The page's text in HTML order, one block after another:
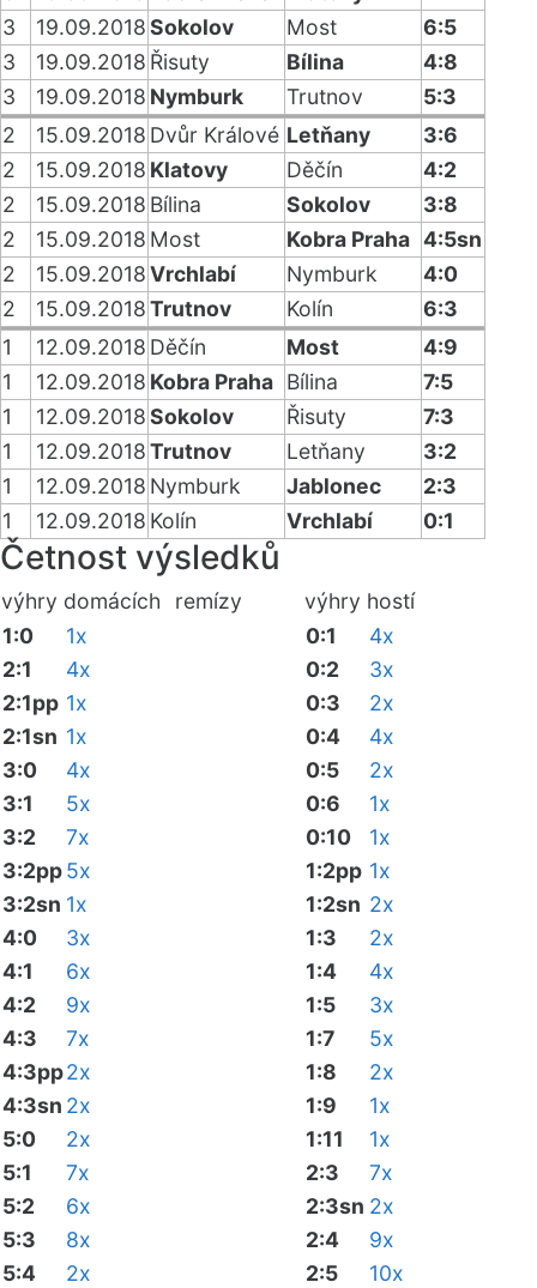
3
19.09.2018Sokolov Most
6:5
3
19.09.2018 Řisuty Bílina
4:8
3
19.09.2018 Nymburk Trutnov
5:3
2
15.09.2018 Dvůr Králové Letňany
3:6
2
15.09.2018 Klatovy Děčín
4:2
2
15.09.2018 Bílina Sokolov
3:8
2
15.09.2018 Most Kobra Praha 4:5sn
2
15.09.2018Vrchlabí Nymburk
4:0
2
15.09.2018Trutnov Kolín
6:3
1
12.09.2018 Děčín Most
4:9
1
12.09.2018 Kobra Praha Bílina
7:5
1
12.09.2018Sokolov Řisuty
7:3
1
12.09.2018Trutnov Letňany
3:2
1
12.09.2018 Nymburk Jablonec
2:3
1
12.09.2018 Kolín Vrchlabí 0:1
Četnost výsledků
výhry domácích remízy výhry hostí
1:0
1x
2:1
4x
2:1pp 1x
2:1sn 1x
3:0
4x
3:1
5x
3:2
7x
3:2pp5x
3:2sn 1x
4:0
3x
4:1
6x
4:2
9x
4:3
7x
4:3pp2x
4:3sn 2x
5:0
2x
5:1
7x
5:2
6x
5:3
8x
5:4
2x
0:1
4x
0:2
3x
0:3
2x
0:4
4x
0:5
2x
0:6
1x
0:10
1x
1:2pp 1x
1:2sn 2x
1:3
2x
1:4
4x
1:5
3x
1:7
5x
1:8
2x
1:9
1x
1:11
1x
2:3
7x
2:3sn 2x
2:4
9x
2:5
10x